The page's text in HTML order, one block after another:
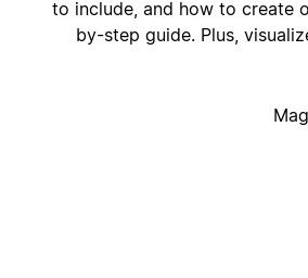
to include, and how to
by-step guide. Plus,